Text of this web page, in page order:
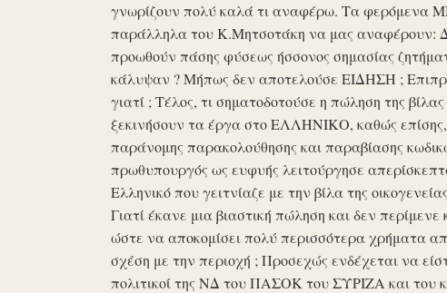
γνωρίζουν πολύ καλά τι αναφέρω. Τα φερόμενα
παράλληλα του Κ.Μητσοτάκη να μας αναφέρουν:
προωθούν πάσης φύσεως ήσσονος σημασίας
κάλυψαν ? Μήπως δεν αποτελούσε ΕΙΔΗΣΗ ;
γιατί ; Τέλος, τι σηματοδοτούσε η πώληση της
ξεκινήσουν τα έργα στο ΕΛΛΗΝΙΚΟ, καθώς
παράνομης παρακολούθησης και παραβίασης
πρωθυπουργός ως ευφυής λειτούργησε
Ελληνικό που γειτνίαζε με την βίλα της
Γιατί έκανε μια βιαστική πώληση και δεν
ώστε να αποκομίσει πολύ περισσότερα χρήματα
σχέση με την περιοχή ; Προσεχώς ενδέχεται να
πολιτικοί της ΝΔ του ΠΑΣΟΚ του ΣΥΡΙΖΑ και του